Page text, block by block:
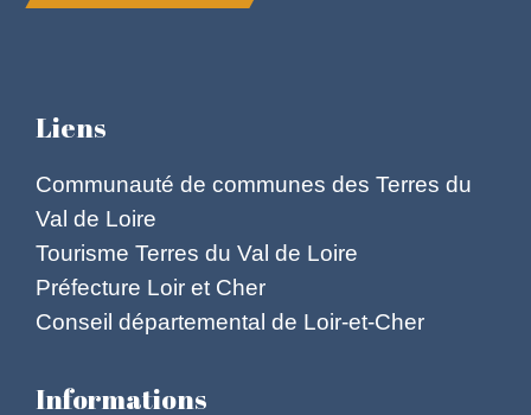
Liens
Communauté de communes des Terres du
Val de Loire
Tourisme Terres du Val de Loire
Préfecture Loir et Cher
Conseil départemental de Loir-et-Cher
Informations